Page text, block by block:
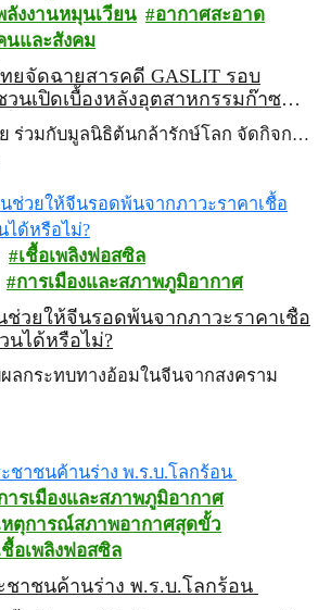
ลังงานหมุนเวียน
อากาศสะอาด
นและสังคม
ยจัดฉายสารคดี GASLIT รอบ
นเปิดเบื้องหลังอุตสาหกรรมก๊าซ
ปกับ ‘เจน ฟอนดา’
ร่วมกับมูลนิธิต้นกล้ารักษ์โลก จัดกิจก…
เชื้อเพลิงฟอสซิล
การเมืองและสภาพภูมิอากาศ
ช่วยให้จีนรอดพ้นจากภาวะราคาเชื้อ
นได้หรือไม่?
ลกระทบทางอ้อมในจีนจากสงคราม
ารเมืองและสภาพภูมิอากาศ
หตุการณ์สภาพอากาศสุดขั้ว
ชื้อเพลิงฟอสซิล
ชาชนค้านร่าง พ.ร.บ.โลกร้อน